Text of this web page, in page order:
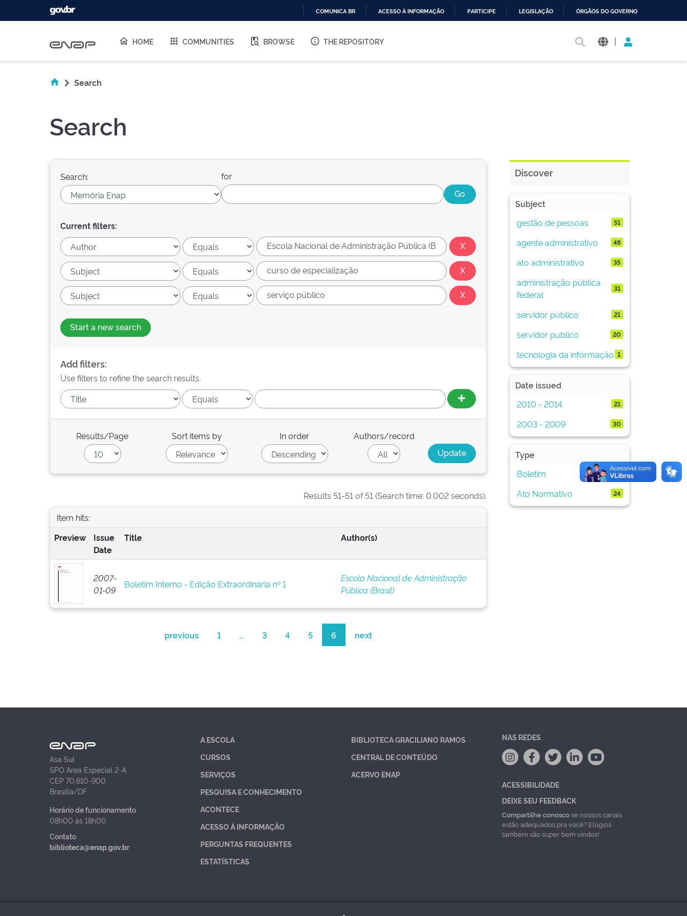
O
COMUNICA BR ACESSO À INFORMAÇÃO PARTICIPE LEGISLAÇÃO ÓRGÃOS DO GOVERNO
HOME COMMUNITIES BROWSE THE REPOSITORY |
Search
Search
Search: for
Current filters:
Start a new search
Add filters:
Use filters to refine the search results.
Results/Page Sort items by In order Authors/record
Results 51-51 of 51 (Search time: 0.002 seconds).
Item hits:
Preview
Issue
Date
Title Author(s)
2007-
01-09
Boletim Interno - Edição Extraordinária nº 1
Escola Nacional de Administração
Pública (Brasil)
previous 1 ... 3 4 5 6 next
Discover
Subject
gestão de pessoas
51
agente administrativo 48
ato administrativo 35
administração pública
federal
31
servidor público 21
servidor publico 20
tecnologia da informação 1
Date issued
2010 - 2014
21
2003 - 2009 30
Type
Boletim
51
Ato Normativo 24
Asa Sul
SPO Área Especial 2-A
CEP 70.610-900
Brasília/DF
Horário de funcionamento
08h00 às 18h00
Contato
biblioteca@enap.gov.br
A ESCOLA
CURSOS
SERVIÇOS
PESQUISA E CONHECIMENTO
ACONTECE
ACESSO À INFORMAÇÃO
PERGUNTAS FREQUENTES
ESTATÍSTICAS
BIBLIOTECA GRACILIANO RAMOS
CENTRAL DE CONTEÚDO
ACERVO ENAP
NAS REDES
ACESSIBILIDADE
DEIXE SEU FEEDBACK
Compartilhe conoscose nossos canais
estão adequados pra você? Elogios
também são super bem vindos!